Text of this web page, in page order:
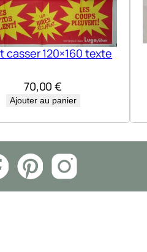
casser 120×160 texte
70,00€
Ajouter au panier